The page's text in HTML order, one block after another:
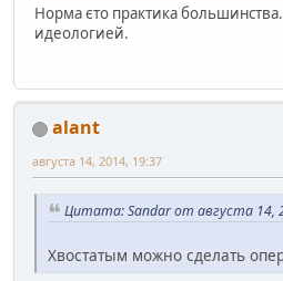
Норма єто практика
идеологией.
alant
августа 14, 2014, 19:37
Цитата: Sandar от августа 14,
Хвостатым можно сделать